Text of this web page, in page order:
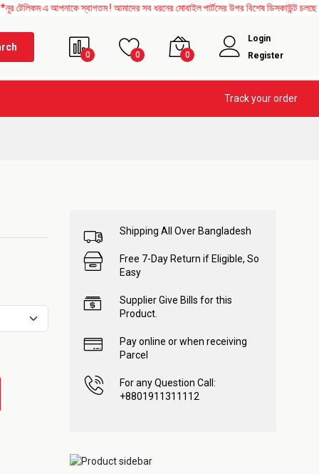
আপনাকে স্বাগতম ! আমাদের সব ধরনের মোবাইল পার্টসের উপর বিশেষ ডিসকাউন্ট চলছে।
0 0 0
Login
Register
Track your order
Shipping All Over Bangladesh
Free 7-Day Return if Eligible, So
Easy
Supplier Give Bills for this
Product.
Pay online or when receiving
Parcel
For any Question Call:
+8801911311112